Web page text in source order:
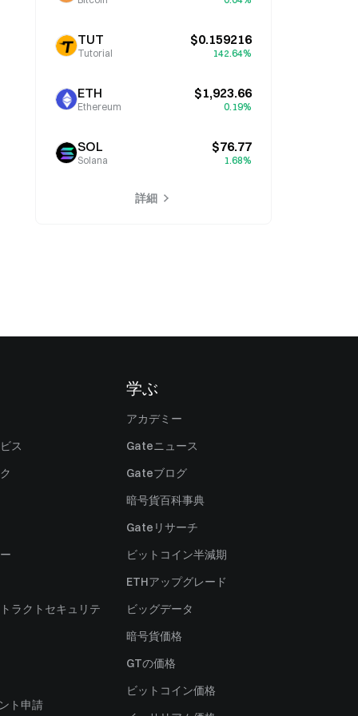
TUT
Tutorial
$0.159216
142.64%
ETH
Ethereum
$1,923.66
0.19%
SOL
Solana
$76.77
1.68%
詳細
ス
ラクトセキュリテ
ト申請
学ぶ
アカデミー
Gateニュース
Gateブログ
暗号貨百科事典
Gateリサーチ
ビットコイン半減期
ETHアップグレード
ビッグデータ
暗号貨価格
GTの価格
ビットコイン価格